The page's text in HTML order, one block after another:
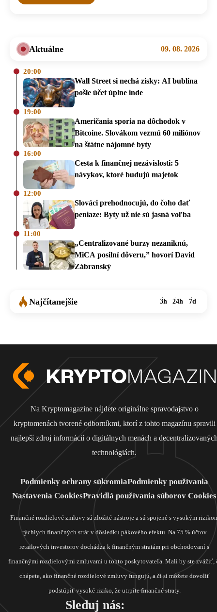
Aktuálne 09. 08. 2026
20:00
Wall Street si nechá zisky: AI bublina
pošle účet úplne inde
19:00
Američania sporia na dôchodok v
Bitcoine. Slovákom vezmú 60 miliónov
na štátne nájomné byty
16:00
Cesta k finančnej nezávislosti: 5
návykov, ktoré budujú majetok
12:00
Slováci prehodnocujú, do čoho dať
peniaze: Byty už nie sú jasná voľba
11:00
„Centralizované burzy nezaniknú,
MiCA posilní dôveru,” hovorí David
Zábranský
Najčítanejšie 3h 24h 7d
Na Kryptomagazine nájdete originálne spravodajstvo o
kryptomenách tvorené odborníkmi, ktorí z tohto magazínu spravili
najlepší zdroj informácií o digitálnych menách a
technológiách.
Podmienky ochrany súkromiaPodmienky používania
Nastavenia CookiesPravidlá používania súborov Cookies
Finančné rozdielové zmluvy sú zložité nástroje a sú spojené s vysokým
rýchlych finančných strát v dôsledku pákového efektu. Na 75 % účtov
retailových investorov dochádza k finančným stratám pri obchodovaní s
finančnými rozdielovými zmluvami u tohto poskytovateľa. Mali by ste zvážiť,
chápete, ako finančné rozdielové zmluvy fungujú, a či si môžete dovoliť
podstúpiť vysoké riziko, že utrpíte finančné straty.
Sleduj nás: